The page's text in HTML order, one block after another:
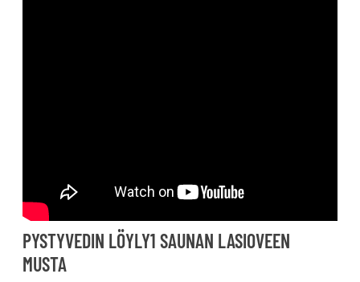
PYSTYVEDIN LÖYLY1 SAUNAN LASIOVEEN
MUSTA